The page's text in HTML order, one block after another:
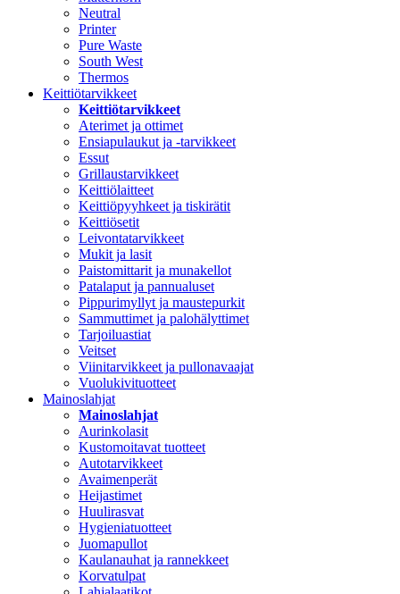
Neutral
Printer
Pure Waste
South West
Thermos
Keittiötarvikkeet
Keittiötarvikkeet
Aterimet ja ottimet
Ensiapulaukut ja -tarvikkeet
Essut
Grillaustarvikkeet
Keittiölaitteet
Keittiöpyyhkeet ja tiskirätit
Keittiösetit
Leivontatarvikkeet
Mukit ja lasit
Paistomittarit ja munakellot
Patalaput ja pannualuset
Pippurimyllyt ja maustepurkit
Sammuttimet ja palohälyttimet
Tarjoiluastiat
Veitset
Viinitarvikkeet ja pullonavaajat
Vuolukivituotteet
Mainoslahjat
Mainoslahjat
Aurinkolasit
Kustomoitavat tuotteet
Autotarvikkeet
Avaimenperät
Heijastimet
Huulirasvat
Hygieniatuotteet
Juomapullot
Kaulanauhat ja rannekkeet
Korvatulpat